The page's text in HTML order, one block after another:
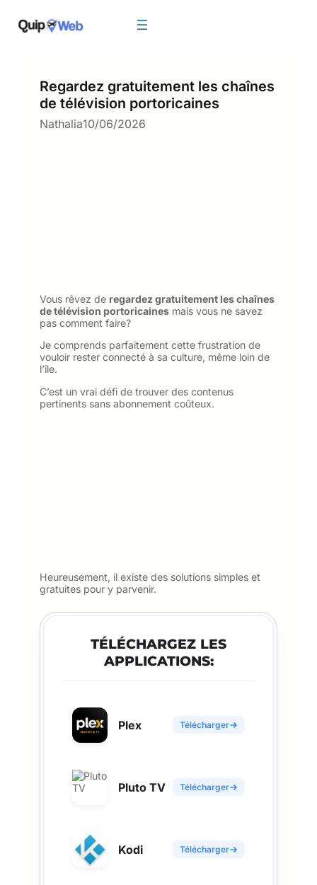
Regardez gratuitement les chaînes
de télévision portoricaines
Nathalia10/06/2026
Vous rêvez de regardez gratuitement les chaînes
de télévision portoricaines mais vous ne savez
pas comment faire?
Je comprends parfaitement cette frustration de
vouloir rester connecté à sa culture, même loin de
l’île.
C’est un vrai défi de trouver des contenus
pertinents sans abonnement coûteux.
Heureusement, il existe des solutions simples et
gratuites pour y parvenir.
TÉLÉCHARGEZ LES
APPLICATIONS:
Plex Télécharger
Pluto TV Télécharger
Kodi Télécharger